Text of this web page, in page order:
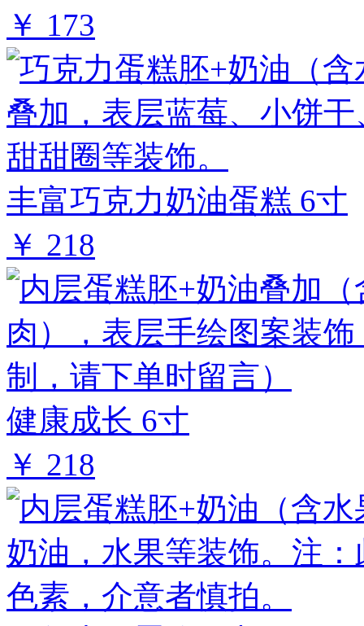
￥ 173
丰富巧克力奶油蛋糕 6寸
￥ 218
健康成长 6寸
￥ 218